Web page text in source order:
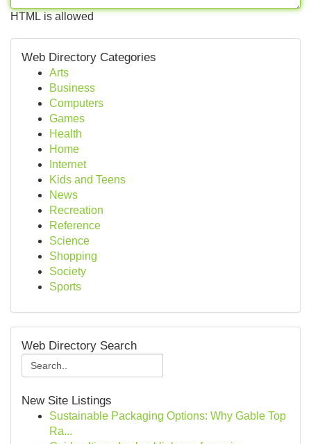
HTML is allowed
Web Directory Categories
Arts
Business
Computers
Games
Health
Home
Internet
Kids and Teens
News
Recreation
Reference
Science
Shopping
Society
Sports
Web Directory Search
New Site Listings
Sustainable Packaging Options: Why Gable Top
Ra...